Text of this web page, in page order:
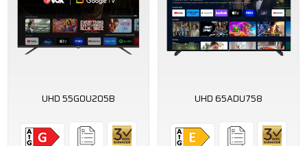
UHD 55GOU205B UHD 65ADU758